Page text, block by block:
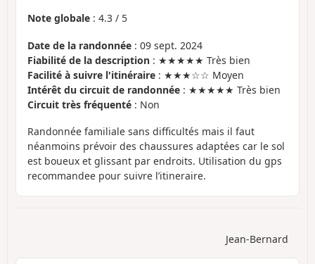
Note globale : 4.3 / 5
Date de la randonnée : 09 sept. 2024
Fiabilité de la description : ★★★★★ Très bien
Facilité à suivre l'itinéraire : ★★★☆☆ Moyen
Intérêt du circuit de randonnée : ★★★★★ Très bien
Circuit très fréquenté : Non
Randonnée familiale sans difficultés mais il faut
néanmoins prévoir des chaussures adaptées car le sol
est boueux et glissant par endroits. Utilisation du gps
recommandee pour suivre l’itineraire.
Jean-Bernard